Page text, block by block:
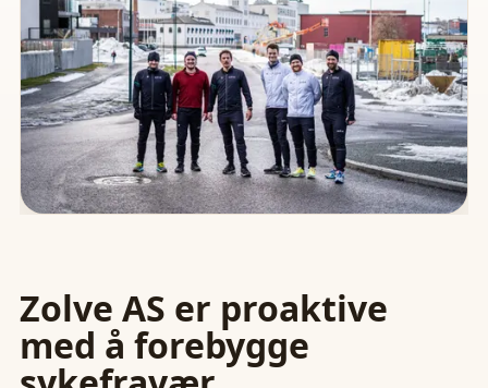
Zolve AS er proaktive
med å forebygge